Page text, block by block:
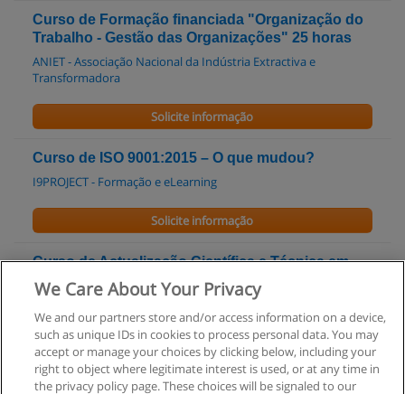
Curso de Formação financiada "Organização do
Trabalho - Gestão das Organizações" 25 horas
ANIET - Associação Nacional da Indústria Extractiva e
Transformadora
Solicite informação
Curso de ISO 9001:2015 – O que mudou?
I9PROJECT - Formação e eLearning
Solicite informação
Curso de Actualização Científica e Técnica em
segurança do Trabalho - 100 horas
Geprix - Gestão e Engenharia da Prevenção, Lda
Solicite informação
We Care About Your Privacy
We and our partners store and/or access information on a device,
such as unique IDs in cookies to process personal data. You may
accept or manage your choices by clicking below, including your
right to object where legitimate interest is used, or at any time in
the privacy policy page. These choices will be signaled to our